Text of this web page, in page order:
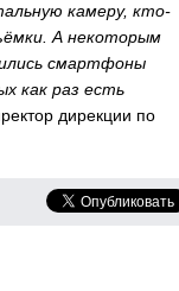
камеру, кто-
А некоторым
смартфоны
как раз есть
дирекции по